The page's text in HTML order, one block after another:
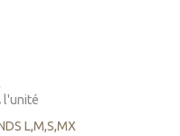
l'unité
L,M,S,MX